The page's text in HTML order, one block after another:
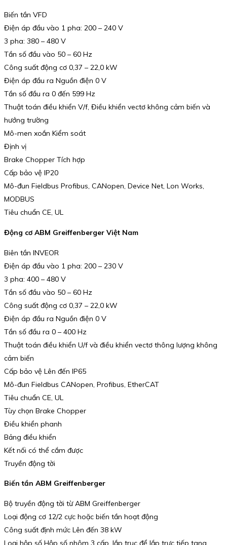
Biến tần VFD
Điện áp đầu vào 1 pha: 200 – 240 V
3 pha: 380 – 480 V
Tần số đầu vào 50 – 60 Hz
Công suất động cơ 0,37 – 22,0 kW
Điện áp đầu ra Nguồn điện 0 V
Tần số đầu ra 0 đến 599 Hz
Thuật toán điều khiển V/f, Điều khiển vectơ không cảm biến và
hướng trường
Mô-men xoắn Kiểm soát
Định vị
Brake Chopper Tích hợp
Cấp bảo vệ IP20
Mô-đun Fieldbus Profibus, CANopen, Device Net, Lon Works,
MODBUS
Tiêu chuẩn CE, UL
Động cơ ABM Greiffenberger Việt Nam
Biên tần INVEOR
Điện áp đầu vào 1 pha: 200 – 230 V
3 pha: 400 – 480 V
Tần số đầu vào 50 – 60 Hz
Công suất động cơ 0,37 – 22,0 kW
Điện áp đầu ra Nguồn điện 0 V
Tần số đầu ra 0 – 400 Hz
Thuật toán điều khiển U/f và điều khiển vectơ thông lượng không
cảm biến
Cấp bảo vệ Lên đến IP65
Mô-đun Fieldbus CANopen, Profibus, EtherCAT
Tiêu chuẩn CE, UL
Tùy chọn Brake Chopper
Điều khiển phanh
Bảng điều khiển
Kết nối có thể cắm được
Truyền động tời
Biến tần ABM Greiffenberger
Bộ truyền động tời từ ABM Greiffenberger
Loại động cơ 12/2 cực hoặc biến tần hoạt động
Công suất định mức Lên đến 38 kW
Loại hộp số Hộp số nhôm 3 cấp, lắp trục để lắp trực tiếp tang